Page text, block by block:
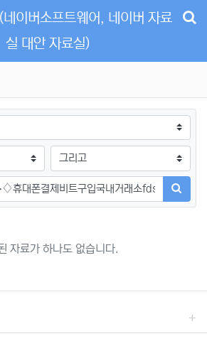
이버소프트웨어, 네이버 자료
실 대안 자료실)
검색방법
검색하
자료가 하나도 없습니다.